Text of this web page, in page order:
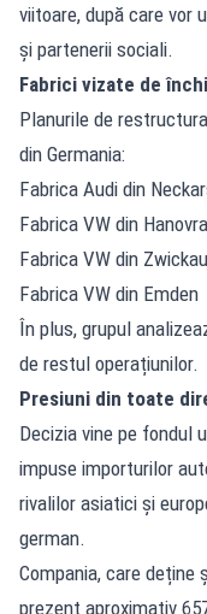
viitoare, după care vor
și partenerii sociali.
Fabrici vizate de
Planurile de
din Germania:
Fabrica Audi din
Fabrica VW din Hanovra
Fabrica VW din Zwickau
Fabrica VW din Emden
În plus, grupul
de restul operațiunilor.
Presiuni din toate
Decizia vine pe fondul
impuse importurilor
rivalilor asiatici și
german.
Compania, care deține
prezent aproximativ